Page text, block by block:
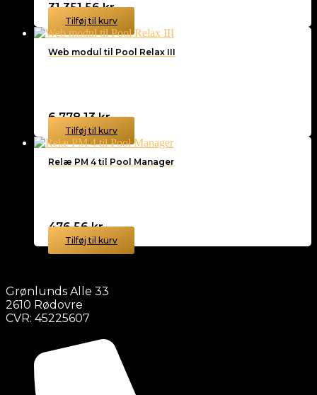
31.351,56kr.
Tilføj til kurv
Web modul til Pool Relax III
6.778,13kr.
Tilføj til kurv
Relæ PM 4 til Pool Manager
476,56kr.
Tilføj til kurv
Grønlunds Alle 33
2610 Rødovre
CVR: 45225607